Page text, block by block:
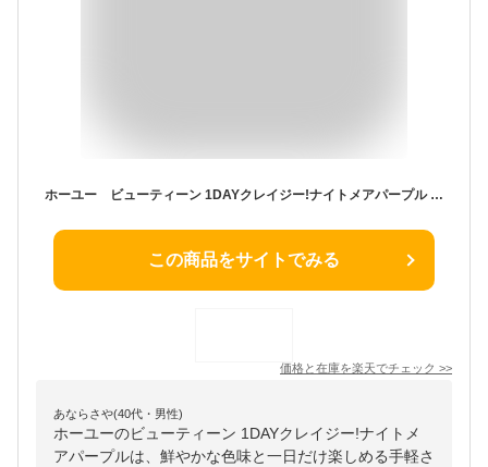
ホーユー ビューティーン 1DAYクレイジー!ナイトメアパープル 35g ビューティーン 1DAYクレイジー!
この商品をサイトでみる
価格と在庫を楽天でチェック >>
あならさや(40代・男性)
ホーユーのビューティーン 1DAYクレイジー!ナイトメ
アパープルは、鮮やかな色味と一日だけ楽しめる手軽さ